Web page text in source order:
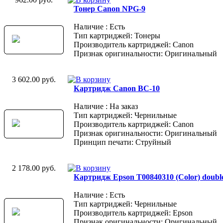
Тонер Canon NPG-9
Наличие : Есть
Тип картриджей: Тонеры
Производитель картриджей: Canon
Признак оригинальности: Оригинальный
3 602.00 руб.
Картридж Canon BC-10
Наличие : На заказ
Тип картриджей: Чернильные
Производитель картриджей: Canon
Признак оригинальности: Оригинальный
Принцип печати: Струйный
2 178.00 руб.
Картридж Epson T00840310 (Color)
Наличие : Есть
Тип картриджей: Чернильные
Производитель картриджей: Epson